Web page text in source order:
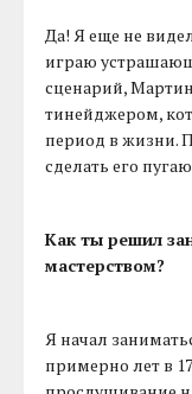
Да! Я еще не
играю
сценарий,
тинейджером,
период в жизни.
сделать его
Как ты решил
мастерством?
Я начал
примерно лет в